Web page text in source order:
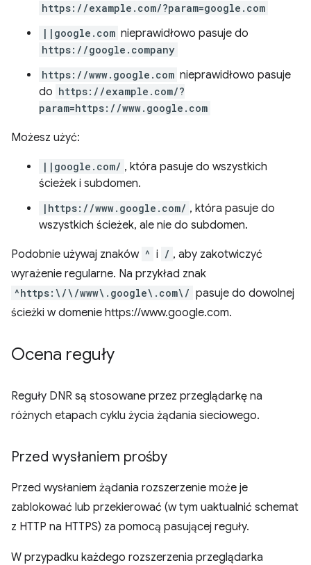
https://example.com/?param=google.com
||google.com nieprawidłowo pasuje do
https://google.company
https://www.google.com nieprawidłowo pasuje
do https://example.com/?
param=https://www.google.com
Możesz użyć:
||google.com/ , która pasuje do wszystkich
ścieżek i subdomen.
|https://www.google.com/ , która pasuje do
wszystkich ścieżek, ale nie do subdomen.
Podobnie używaj znaków ^ i / , aby zakotwiczyć
wyrażenie regularne. Na przykład znak
^https:\/\/www\.google\.com\/ pasuje do dowolnej
ścieżki w domenie https://www.google.com.
Ocena reguły
Reguły DNR są stosowane przez przeglądarkę na
różnych etapach cyklu życia żądania sieciowego.
Przed wysłaniem prośby
Przed wysłaniem żądania rozszerzenie może je
zablokować lub przekierować (w tym uaktualnić schemat
z HTTP na HTTPS) za pomocą pasującej reguły.
W przypadku każdego rozszerzenia przeglądarka